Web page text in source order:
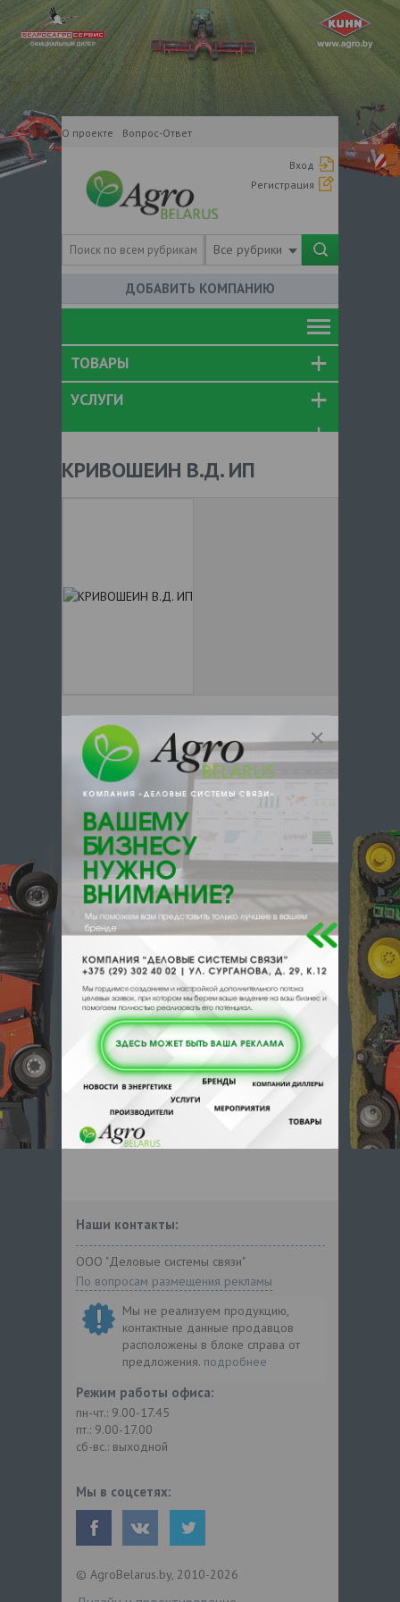
О проекте Вопрос-Ответ
Вход
Регистрация
Все рубрики
ДОБАВИТЬ КОМПАНИЮ
ТОВАРЫ
УСЛУГИ
КРИВОШЕИН В.Д. ИП
+ 375Показать телефоны
e-mail:a:2:{s:5:"VALUE";a:0:
{}s:11:"DESCRIPTION";a:0:{}}
212030, , , , Могилев, пер
Чернышевского 5
Отзывы Еще
Отзывы
Чтобы оставить комментарий или
выставить рейтинг, нужно
Зарегистрироваться
Наши контакты:
ООО "Деловые системы связи"
По вопросам размещения рекламы
Мы не реализуем продукцию,
контактные данные продавцов
расположены в блоке справа от
предложения. подробнее
Режим работы офиса:
пн-чт.: 9.00-17.45
пт.: 9.00-17.00
сб-вс.: выходной
Мы в соцсетях:
© AgroBelarus.by, 2010-2026